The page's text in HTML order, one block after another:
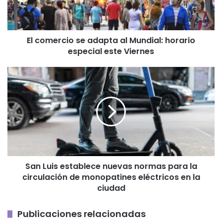
horario
especial
este
ViernesEl comercio se adapta al Mundial: horario
especial este Viernes
San
Luis
establece
nuevas
normas
para
la
de
monopatines
eléctricos
San Luis establece nuevas normas para la
circulación de monopatines eléctricos en la
ciudad
Publicaciones relacionadas